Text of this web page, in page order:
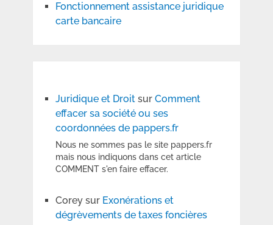
Fonctionnement assistance juridique
carte bancaire
Juridique et Droitsur Comment
effacer sa société ou ses
coordonnées de pappers.fr
Nous ne sommes pas le site pappers.fr
mais nous indiquons dans cet article
COMMENT s'en faire effacer.
Coreysur Exonérations et
dégrèvements de taxes foncières